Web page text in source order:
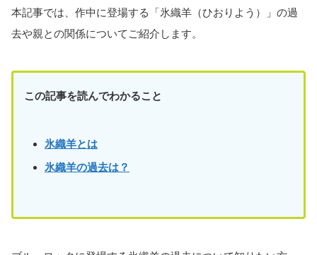
本記事では、作中に登場する「氷織羊（ひおりよう）」の過
去や親との関係についてご紹介します。
この記事を読んでわかること
氷織羊とは
氷織羊の過去は？